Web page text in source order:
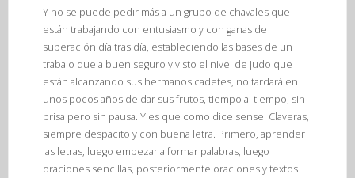
Y no se puede pedir más a un grupo de chavales que
están trabajando con entusiasmo y con ganas de
superación día tras día, estableciendo las bases de un
trabajo que a buen seguro y visto el nivel de judo que
están alcanzando sus hermanos cadetes, no tardará en
unos pocos años de dar sus frutos, tiempo al tiempo, sin
prisa pero sin pausa. Y es que como dice sensei Claveras,
siempre despacito y con buena letra. Primero, aprender
las letras, luego empezar a formar palabras, luego
oraciones sencillas, posteriormente oraciones y textos